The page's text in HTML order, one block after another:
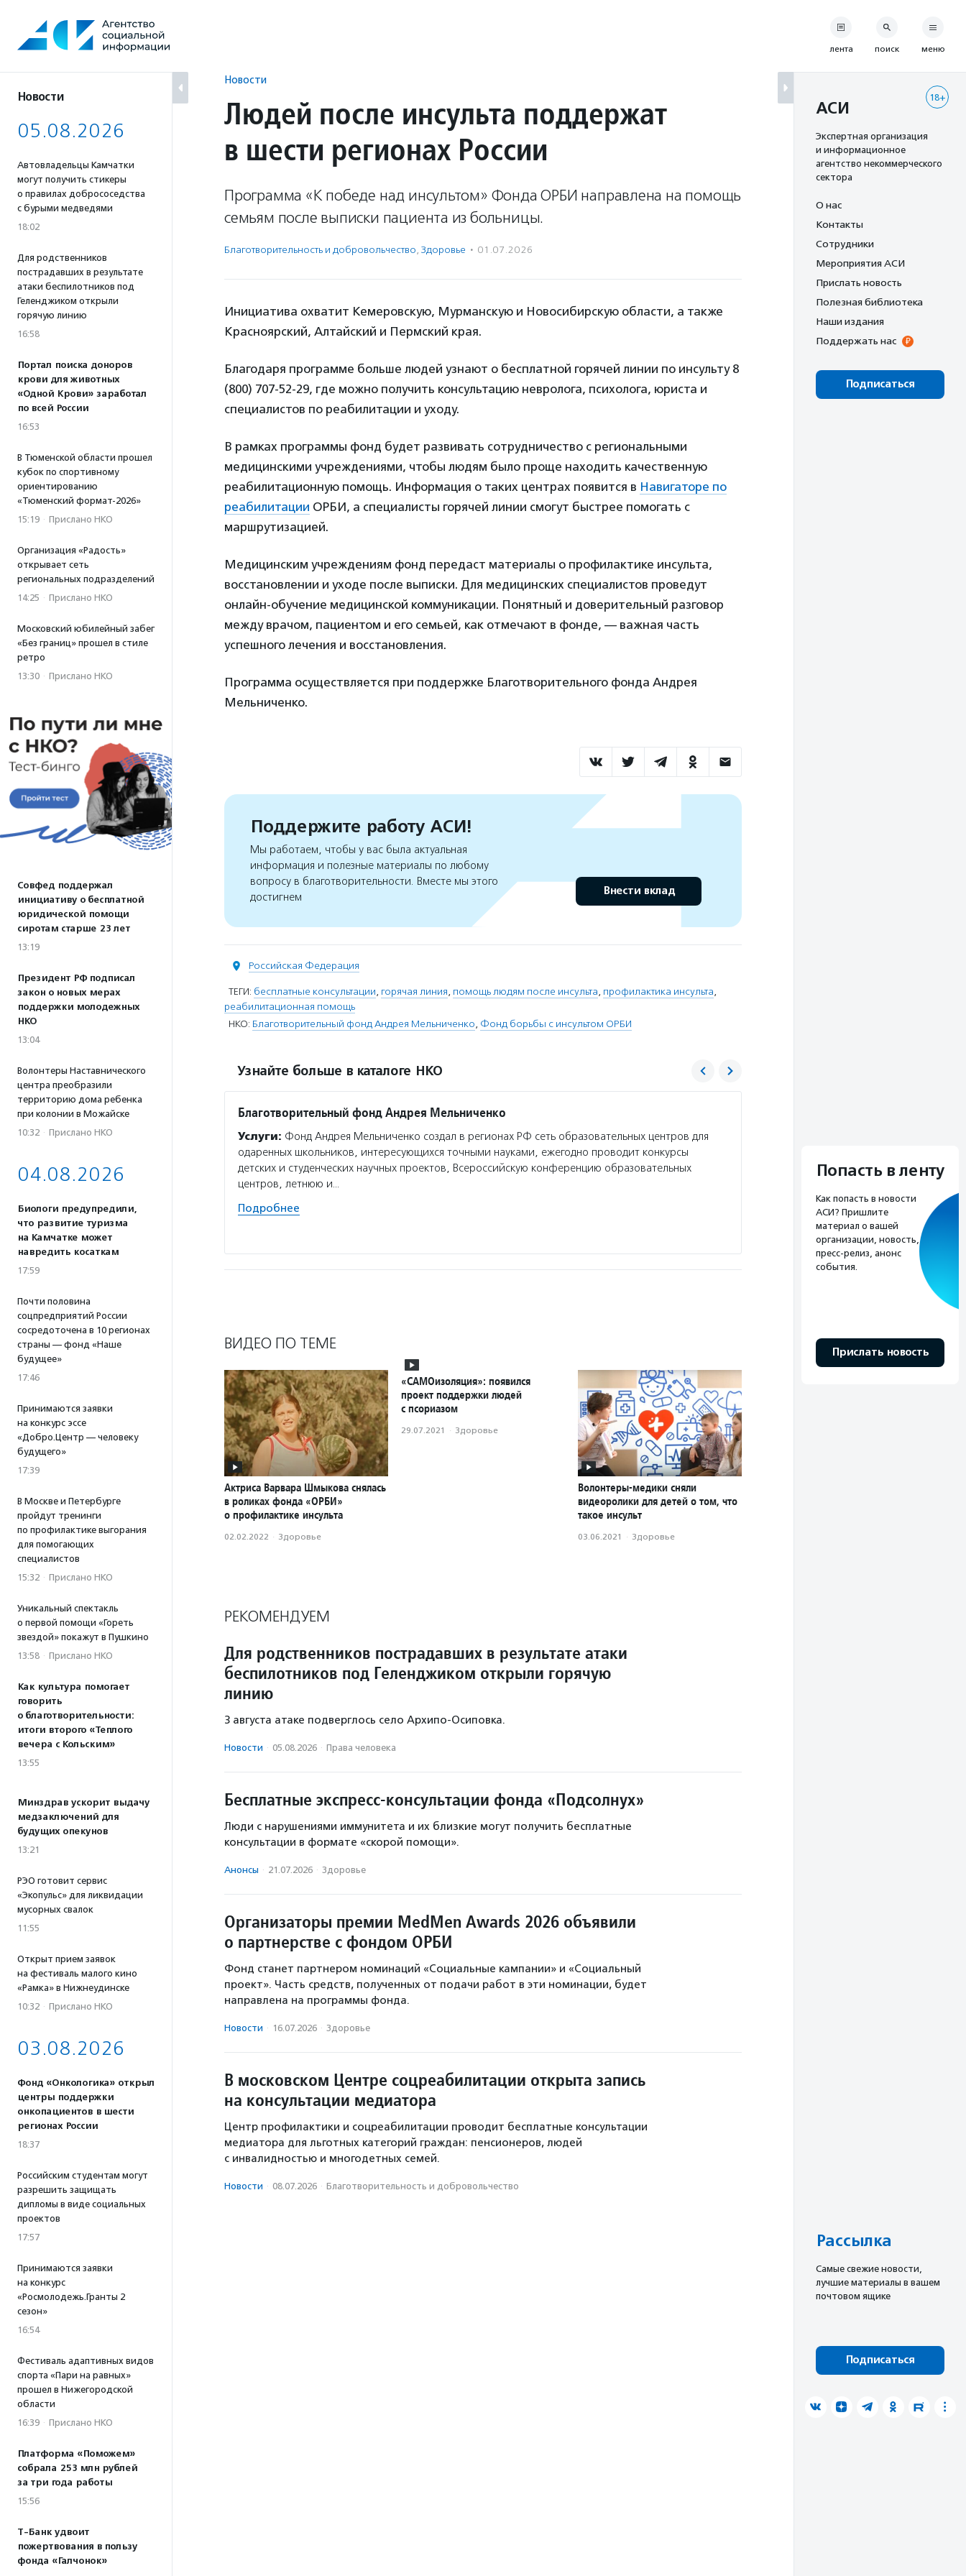
содержанию
Новости
05.08.2026
Автовладельцы Камчатки
могут получить стикеры
о правилах добрососедства
с бурыми медведями
18:02
Для родственников
пострадавших в результате
атаки беспилотников под
Геленджиком открыли
горячую линию
16:58
Портал поиска доноров
крови для животных
«Одной Крови» заработал
по всей России
16:53
В Тюменской области прошел
кубок по спортивному
ориентированию
«Тюменский формат-2026»
15:19 · Прислано НКО
Организация «Радость»
открывает сеть
региональных подразделений
14:25 · Прислано НКО
Московский юбилейный забег
«Без границ» прошел в стиле
ретро
13:30 · Прислано НКО
Совфед поддержал
инициативу о бесплатной
юридической помощи
сиротам старше 23 лет
13:19
Президент РФ подписал
закон о новых мерах
поддержки молодежных
НКО
13:04
Волонтеры Наставнического
центра преобразили
территорию дома ребенка
при колонии в Можайске
10:32 · Прислано НКО
04.08.2026
Биологи предупредили,
что развитие туризма
на Камчатке может
навредить косаткам
17:59
Почти половина
соцпредприятий России
сосредоточена в 10 регионах
страны — фонд «Наше
будущее»
17:46
Принимаются заявки
на конкурс эссе
«Добро.Центр — человеку
будущего»
17:39
В Москве и Петербурге
пройдут тренинги
по профилактике выгорания
для помогающих
специалистов
15:32 · Прислано НКО
Уникальный спектакль
о первой помощи «Гореть
звездой» покажут в Пушкино
13:58 · Прислано НКО
Как культура помогает
говорить
о благотворительности:
итоги второго «Теплого
вечера с Кольским»
13:55
Минздрав ускорит выдачу
медзаключений для
будущих опекунов
13:21
РЭО готовит сервис
«Экопульс» для ликвидации
мусорных свалок
11:55
Открыт прием заявок
на фестиваль малого кино
«Рамка» в Нижнеудинске
10:32 · Прислано НКО
03.08.2026
Фонд «Онкологика» открыл
центры поддержки
онкопациентов в шести
регионах России
18:37
Российским студентам могут
разрешить защищать
дипломы в виде социальных
проектов
17:57
Принимаются заявки
на конкурс
«Росмолодежь.Гранты 2
сезон»
16:54
Фестиваль адаптивных видов
спорта «Пари на равных»
прошел в Нижегородской
области
16:39 · Прислано НКО
Платформа «Поможем»
собрала 253 млн рублей
за три года работы
15:56
Т-Банк удвоит
пожертвования в пользу
фонда «Галчонок»
Новости
Людей после инсульта поддержат
в шести регионах России
Программа «К победе над инсультом» Фонда ОРБИ направлена на помощь
семьям после выписки пациента из больницы.
Благотвори­тель­ность и доброволь­чест­во, Здоровье · 01.07.2026
Инициатива охватит Кемеровскую, Мурманскую и Новосибирскую области, а также
Красноярский, Алтайский и Пермский края.
Благодаря программе больше людей узнают о бесплатной горячей линии по инсульту 8
(800) 707-52-29, где можно получить консультацию невролога, психолога, юриста и
специалистов по реабилитации и уходу.
В рамках программы фонд будет развивать сотрудничество с региональными
медицинскими учреждениями, чтобы людям было проще находить качественную
реабилитационную помощь. Информация о таких центрах появится в Навигаторе по
реабилитации ОРБИ, а специалисты горячей линии смогут быстрее помогать с
маршрутизацией.
Медицинским учреждениям фонд передаст материалы о профилактике инсульта,
восстановлении и уходе после выписки. Для медицинских специалистов проведут
онлайн-обучение медицинской коммуникации. Понятный и доверительный разговор
между врачом, пациентом и его семьей, как отмечают в фонде, — важная часть
успешного лечения и восстановления.
Программа осуществляется при поддержке Благотворительного фонда Андрея
Мельниченко.
Поддержите работу АСИ!
Мы работаем, чтобы у вас была актуальная
информация и полезные материалы по любому
вопросу в благотворительности. Вместе мы этого
достигнем
Внести вклад
Российская Федерация
ТЕГИ: бесплатные консультации, горячая линия, помощь людям после инсульта, профилактика инсульта,
реабилитационная помощь
НКО: Благотворительный фонд Андрея Мельниченко, Фонд борьбы с инсультом ОРБИ
Узнайте больше в каталоге НКО
Благотворительный фонд Андрея Мельниченко
Услуги: Фонд Андрея Мельниченко создал в регионах РФ сеть образовательных центров для
одаренных школьников, интересующихся точными науками, ежегодно проводит конкурсы
детских и студенческих научных проектов, Всероссийскую конференцию образовательных
центров, летнюю и…
Подробнее
пережившими инсульт. Все услуги бесплатны
Волонтерство:Фонду ОРБИ можно
в спортивное сообщество фонда и создав
ВИДЕО ПО ТЕМЕ
Актриса Варвара Шмыкова снялась
в роликах фонда «ОРБИ»
о профилактике инсульта
02.02.2022 · Здоровье
«САМОизоляция»: появился
проект поддержки людей
с псориазом
29.07.2021 · Здоровье
Волонтеры-медики сняли
видеоролики для детей о том, что
такое инсульт
03.06.2021 · Здоровье
РЕКОМЕНДУЕМ
Для родственников пострадавших в результате атаки
беспилотников под Геленджиком открыли горячую
линию
3 августа атаке подверглось село Архипо‑Осиповка.
Новости · 05.08.2026 · Права человека
Бесплатные экспресс-консультации фонда «Подсолнух»
Люди с нарушениями иммунитета и их близкие могут получить бесплатные
консультации в формате «скорой помощи».
Анонсы · 21.07.2026 · Здоровье
Организаторы премии MedMen Awards 2026 объявили
о партнерстве с фондом ОРБИ
Фонд станет партнером номинаций «Социальные кампании» и «Социальный
проект». Часть средств, полученных от подачи работ в эти номинации, будет
направлена на программы фонда.
Новости · 16.07.2026 · Здоровье
В московском Центре соцреабилитации открыта запись
на консультации медиатора
Центр профилактики и соцреабилитации проводит бесплатные консультации
медиатора для льготных категорий граждан: пенсионеров, людей
с инвалидностью и многодетных семей.
Новости · 08.07.2026 · Благотвори­тель­ность и доброволь­чест­во
лента поиск меню
18+
АСИ
Экспертная организация
и информационное
агентство некоммерческого
сектора
О нас
Контакты
Сотрудники
Мероприятия АСИ
Прислать новость
Полезная библиотека
Наши издания
Поддержать нас
Подписаться
Попасть в ленту
Как попасть в новости
АСИ? Пришлите
материал о вашей
организации, новость,
пресс-релиз, анонс
события.
Прислать новость
Рассылка
Cамые свежие новости,
лучшие материалы в вашем
почтовом ящике
Подписаться